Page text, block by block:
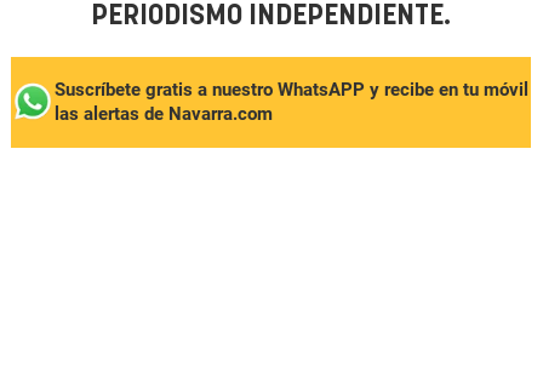
PERIODISMO INDEPENDIENTE.
Suscríbete gratis a nuestro WhatsAPP y recibe en tu móvil
las alertas de Navarra.com